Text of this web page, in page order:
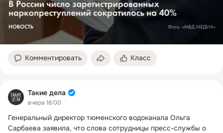
Комментировать Класс
Такие дела
вчера 16:00
Генеральный директор тюменского водоканала Ольга
Сарбаева заявила, что слова сотрудницы пресс-службы о